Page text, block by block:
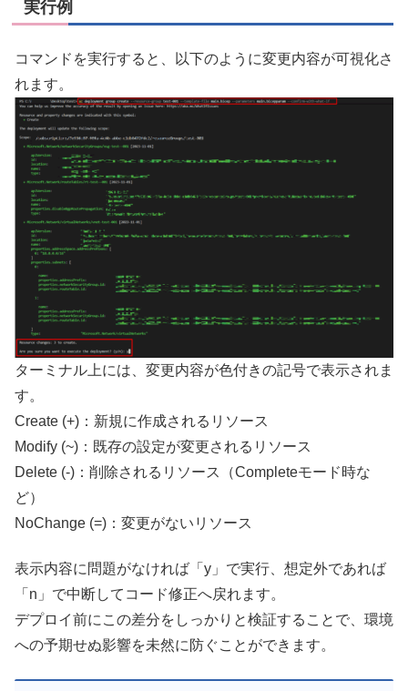
実行例
コマンドを実行すると、以下のように変更内容が可視化さ
れます。
ターミナル上には、変更内容が色付きの記号で表示されま
す。
Create (+)：新規に作成されるリソース
Modify (~)：既存の設定が変更されるリソース
Delete (-)：削除されるリソース（Completeモード時な
ど）
NoChange (=)：変更がないリソース
表示内容に問題がなければ「y」で実行、想定外であれば
「n」で中断してコード修正へ戻れます。
デプロイ前にこの差分をしっかりと検証することで、環境
への予期せぬ影響を未然に防ぐことができます。